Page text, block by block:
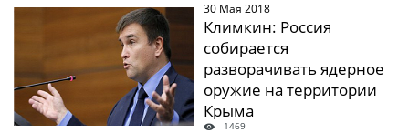
30 Мая 2018
Климкин: Россия
собирается
разворачивать ядерное
оружие на территории
Крыма
1469